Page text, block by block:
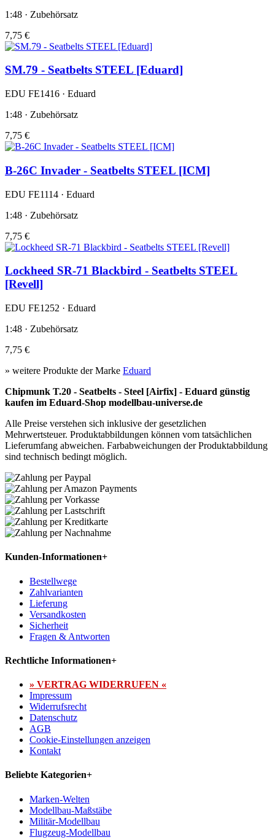
1:48 · Zubehörsatz
7,75 €
SM.79 - Seatbelts STEEL [Eduard]
EDU FE1416 · Eduard
1:48 · Zubehörsatz
7,75 €
B-26C Invader - Seatbelts STEEL [ICM]
EDU FE1114 · Eduard
1:48 · Zubehörsatz
7,75 €
Lockheed SR-71 Blackbird - Seatbelts STEEL
[Revell]
EDU FE1252 · Eduard
1:48 · Zubehörsatz
7,75 €
» weitere Produkte der Marke Eduard
Chipmunk T.20 - Seatbelts - Steel [Airfix] - Eduard günstig
kaufen im Eduard-Shop modellbau-universe.de
Alle Preise verstehen sich inklusive der gesetzlichen
Mehrwertsteuer. Produktabbildungen können vom tatsächlichen
Lieferumfang abweichen. Farbabweichungen der Produktabbildung
sind technisch bedingt möglich.
Kunden-Informationen+
Bestellwege
Zahlvarianten
Lieferung
Versandkosten
Sicherheit
Fragen & Antworten
Rechtliche Informationen+
» VERTRAG WIDERRUFEN «
Impressum
Widerrufsrecht
Datenschutz
AGB
Cookie-Einstellungen anzeigen
Kontakt
Beliebte Kategorien+
Marken-Welten
Modellbau-Maßstäbe
Militär-Modellbau
Flugzeug-Modellbau